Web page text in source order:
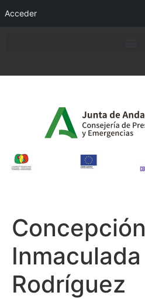
Acceder
Concepción
Inmaculada
Rodríguez